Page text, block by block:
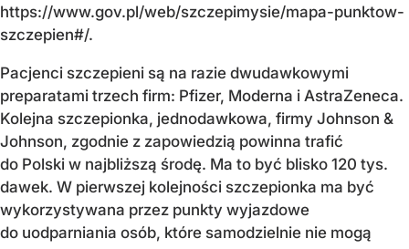
https://www.gov.pl/web/szczepimysie/mapa-punktow-
szczepien#/.
Pacjenci szczepieni są na razie dwudawkowymi
preparatami trzech firm: Pfizer, Moderna i AstraZeneca.
Kolejna szczepionka, jednodawkowa, firmy Johnson &
Johnson, zgodnie z zapowiedzią powinna trafić
do Polski w najbliższą środę. Ma to być blisko 120 tys.
dawek. W pierwszej kolejności szczepionka ma być
wykorzystywana przez punkty wyjazdowe
do uodparniania osób, które samodzielnie nie mogą